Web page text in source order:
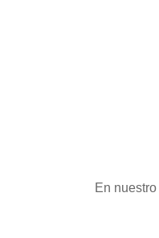
En nuestro